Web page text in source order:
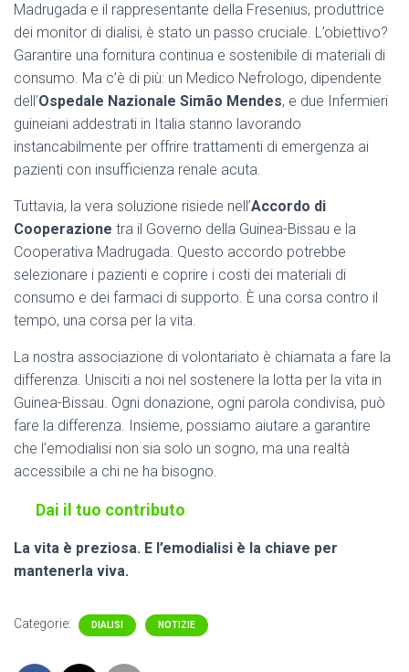
Madrugada e il rappresentante della Fresenius, produttrice
dei monitor di dialisi, è stato un passo cruciale. L’obiettivo?
Garantire una fornitura continua e sostenibile di materiali di
consumo. Ma c’è di più: un Medico Nefrologo, dipendente
dell’Ospedale Nazionale Simão Mendes, e due Infermieri
guineiani addestrati in Italia stanno lavorando
instancabilmente per offrire trattamenti di emergenza ai
pazienti con insufficienza renale acuta.
Tuttavia, la vera soluzione risiede nell’Accordo di
Cooperazione tra il Governo della Guinea-Bissau e la
Cooperativa Madrugada. Questo accordo potrebbe
selezionare i pazienti e coprire i costi dei materiali di
consumo e dei farmaci di supporto. È una corsa contro il
tempo, una corsa per la vita.
La nostra associazione di volontariato è chiamata a fare la
differenza. Unisciti a noi nel sostenere la lotta per la vita in
Guinea-Bissau. Ogni donazione, ogni parola condivisa, può
fare la differenza. Insieme, possiamo aiutare a garantire
che l’emodialisi non sia solo un sogno, ma una realtà
accessibile a chi ne ha bisogno.
Dai il tuo contributo
La vita è preziosa. E l’emodialisi è la chiave per
mantenerla viva.
Categorie: DIALISI NOTIZIE